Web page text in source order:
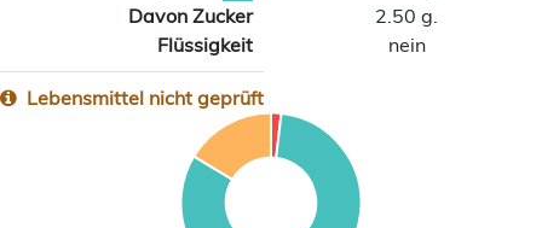
Davon Zucker
2.50 g.
Flüssigkeit
nein
Lebensmittel nicht geprüft